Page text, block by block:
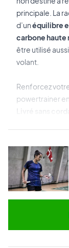
principale. La
d’unéquilibre
carbone haute
être utilisé
volant.
Renforcez
powertrainer en
Livré sans
Nous vous
pour vos autres
Fourni avec